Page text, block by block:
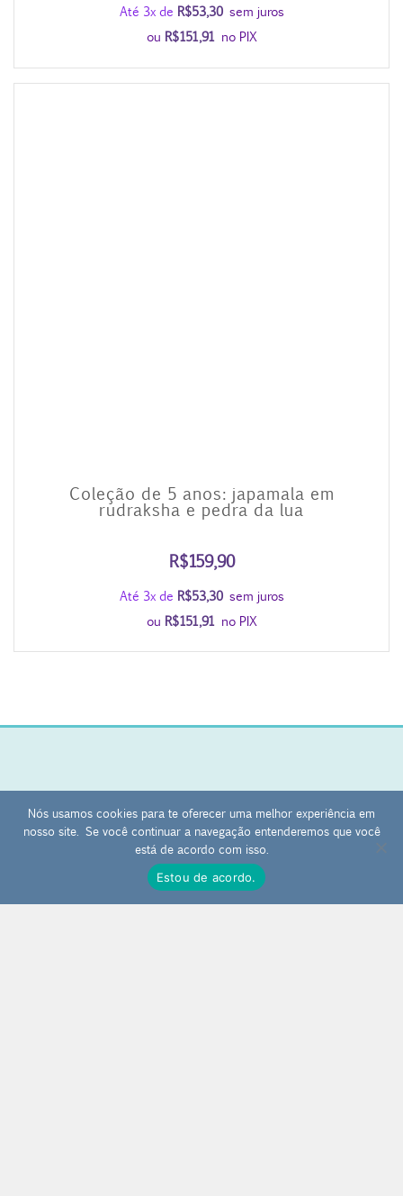
Até 3x de R$53,30 sem juros
ou R$151,91 no PIX
Coleção de 5 anos: japamala em
rudraksha e pedra da lua
R$159,90
Até 3x de R$53,30 sem juros
ou R$151,91 no PIX
CONTEÚDO
Cuidando da sua peça
Nossa proposta
Nós usamos cookies para te oferecer uma melhor experiência em
nosso site. Se você continuar a navegação entenderemos que você
está de acordo com isso.
Estou de acordo.